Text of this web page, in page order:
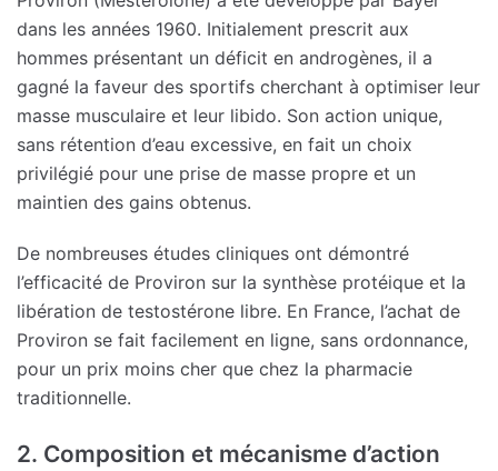
dans les années 1960. Initialement prescrit aux
hommes présentant un déficit en androgènes, il a
gagné la faveur des sportifs cherchant à optimiser leur
masse musculaire et leur libido. Son action unique,
sans rétention d’eau excessive, en fait un choix
privilégié pour une prise de masse propre et un
maintien des gains obtenus.
De nombreuses études cliniques ont démontré
l’efficacité de Proviron sur la synthèse protéique et la
libération de testostérone libre. En France, l’achat de
Proviron se fait facilement en ligne, sans ordonnance,
pour un prix moins cher que chez la pharmacie
traditionnelle.
2. Composition et mécanisme d’action